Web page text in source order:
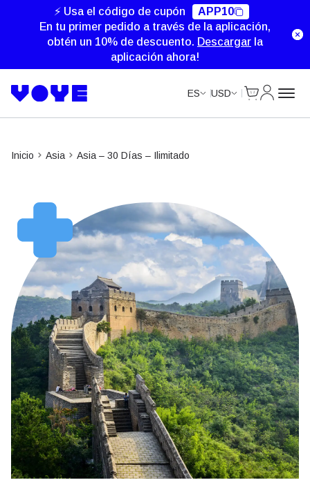
⚡ Usa el código de cupón
APP10
En tu primer pedido a través de la aplicación,
obtén un 10% de descuento. Descargar la
aplicación ahora!
ES USD
Inicio Asia Asia – 30 Días – Ilimitado
Unlimited Data
Unlimited Data
Unlimited Data